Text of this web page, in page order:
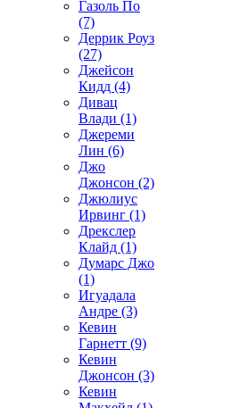
Газоль По
(7)
Деррик Роуз
(27)
Джейсон
Кидд (4)
Дивац
Влади (1)
Джереми
Лин (6)
Джо
Джонсон (2)
Джюлиус
Ирвинг (1)
Дрекслер
Клайд (1)
Думарс Джо
(1)
Игуадала
Андре (3)
Кевин
Гарнетт (9)
Кевин
Джонсон (3)
Кевин